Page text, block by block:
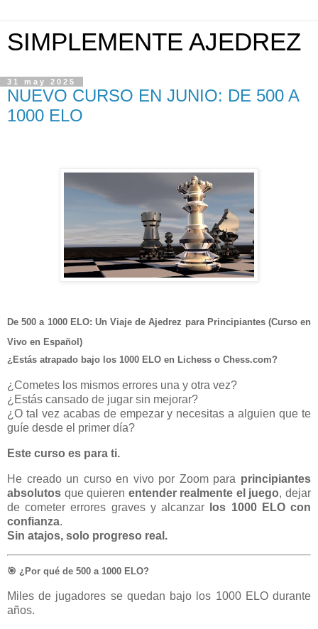
SIMPLEMENTE AJEDREZ
31 may 2025
NUEVO CURSO EN JUNIO: DE 500 A
1000 ELO
De 500 a 1000 ELO: Un Viaje de Ajedrez para Principiantes (Curso en
Vivo en Español)
¿Estás atrapado bajo los 1000 ELO en Lichess o Chess.com?
¿Cometes los mismos errores una y otra vez?
¿Estás cansado de jugar sin mejorar?
¿O tal vez acabas de empezar y necesitas a alguien que te
guíe desde el primer día?
Este curso es para ti.
He creado un curso en vivo por Zoom para principiantes
absolutos que quieren entender realmente el juego, dejar
de cometer errores graves y alcanzar
los 1000 ELO con
confianza.
Sin atajos, solo progreso real.
🎯 ¿Por qué de 500 a 1000 ELO?
Miles de jugadores se quedan bajo los 1000 ELO durante
años.